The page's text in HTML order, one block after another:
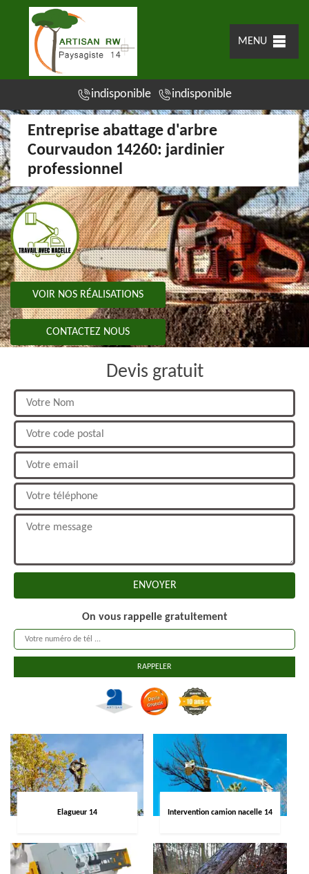
MENU
indisponible indisponible
Entreprise abattage d'arbre
Courvaudon 14260: jardinier
professionnel
VOIR NOS RÉALISATIONS
CONTACTEZ NOUS
Devis gratuit
On vous rappelle gratuitement
Elagueur 14 Intervention camion nacelle 14